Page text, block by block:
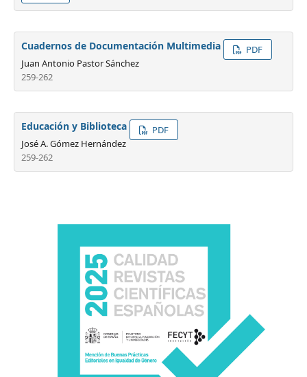
Cuadernos de Documentación Multimedia
Juan Antonio Pastor Sánchez
259-262
PDF
Educación y Biblioteca
José A. Gómez Hernández
259-262
PDF